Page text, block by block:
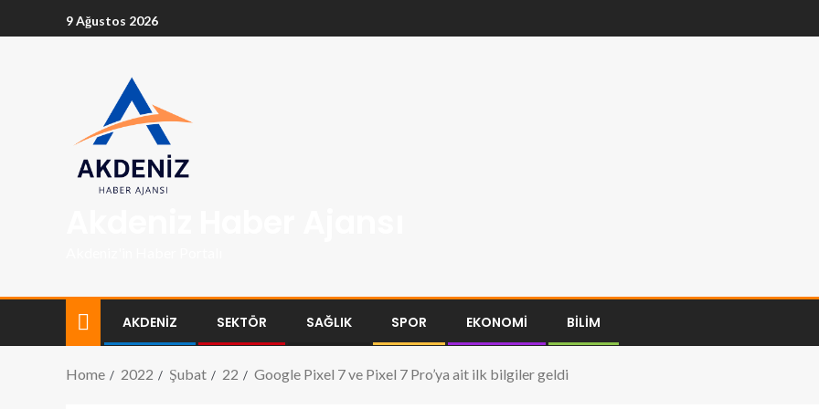
9 Ağustos 2026
AKDENİZ SEKTÖR SAĞLIK SPOR EKONOMI BILIM
Home 2022 Şubat 22 Google Pixel 7 ve Pixel 7 Pro’ya ait ilk bilgiler geldi